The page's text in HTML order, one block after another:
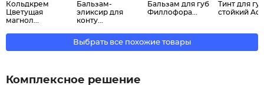
Кольдкрем
Цветущая
магнол...
Бальзам-
эликсир для
конту...
Бальзам для губ
Филлофора...
Тинт для губ
стойкий
Выбрать все похожие товары
Комплексное решение